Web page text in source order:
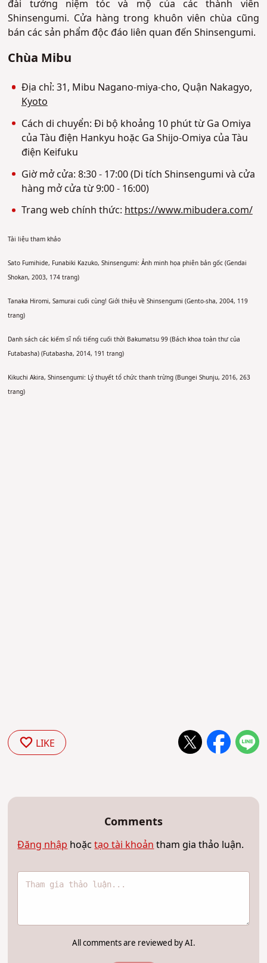
đài tưởng niệm tóc và mộ của các thành viên
Shinsengumi. Cửa hàng trong khuôn viên chùa cũng
bán các sản phẩm độc đáo liên quan đến Shinsengumi.
Chùa Mibu
Địa chỉ: 31, Mibu Nagano-miya-cho, Quận Nakagyo,
Kyoto
Cách di chuyển: Đi bộ khoảng 10 phút từ Ga Omiya
của Tàu điện Hankyu hoặc Ga Shijo-Omiya của Tàu
điện Keifuku
Giờ mở cửa: 8:30 - 17:00 (Di tích Shinsengumi và cửa
hàng mở cửa từ 9:00 - 16:00)
Trang web chính thức:https://www.mibudera.com/
Tài liệu tham khảo
Sato Fumihide, Funabiki Kazuko, Shinsengumi: Ảnh minh họa phiên bản gốc (Gendai
Shokan, 2003, 174 trang)
Tanaka Hiromi, Samurai cuối cùng! Giới thiệu về Shinsengumi (Gento-sha, 2004, 119
trang)
Danh sách các kiếm sĩ nổi tiếng cuối thời Bakumatsu 99 (Bách khoa toàn thư của
Futabasha) (Futabasha, 2014, 191 trang)
Kikuchi Akira, Shinsengumi: Lý thuyết tổ chức thanh trừng (Bungei Shunju, 2016, 263
trang)
LIKE
Comments
Đăng nhập hoặctạo tài khoản tham gia thảo luận.
All comments are reviewed by AI.